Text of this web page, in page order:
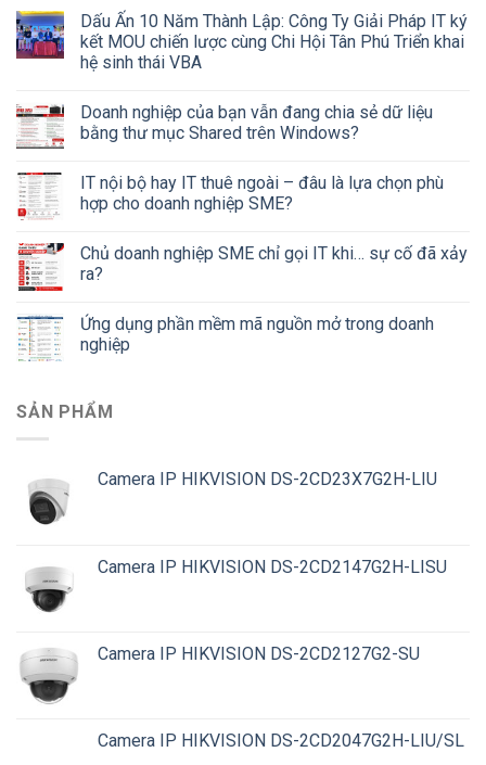
Dấu Ấn 10 Năm Thành Lập: Công Ty Giải Pháp IT ký
kết MOU chiến lược cùng Chi Hội Tân Phú Triển khai
hệ sinh thái VBA
Doanh nghiệp của bạn vẫn đang chia sẻ dữ liệu
bằng thư mục Shared trên Windows?
IT nội bộ hay IT thuê ngoài – đâu là lựa chọn phù
hợp cho doanh nghiệp SME?
Chủ doanh nghiệp SME chỉ gọi IT khi… sự cố đã xảy
ra?
Ứng dụng phần mềm mã nguồn mở trong doanh
nghiệp
SẢN PHẨM
Camera IP HIKVISION DS-2CD23X7G2H-LIU
Camera IP HIKVISION DS-2CD2147G2H-LISU
Camera IP HIKVISION DS-2CD2127G2-SU
Camera IP HIKVISION DS-2CD2047G2H-LIU/SL